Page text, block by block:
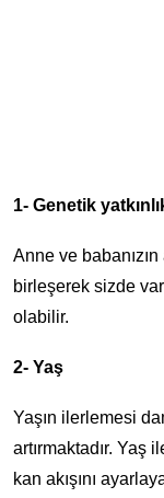
1- Genetik
Anne ve
birleşerek sizde
olabilir.
2- Yaş
Yaşın ilerlemesi
artırmaktadır. Yaş
kan akışını